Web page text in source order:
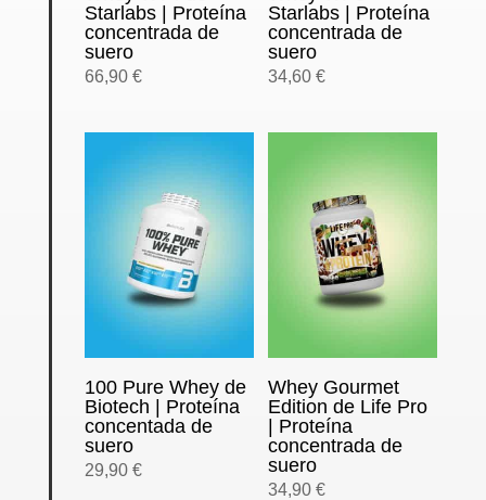
Starlabs | Proteína
concentrada de
suero
66,90 €
Starlabs | Proteína
concentrada de
suero
34,60 €
100 Pure Whey de
Biotech | Proteína
concentada de
suero
29,90 €
Whey Gourmet
Edition de Life Pro
| Proteína
concentrada de
suero
34,90 €